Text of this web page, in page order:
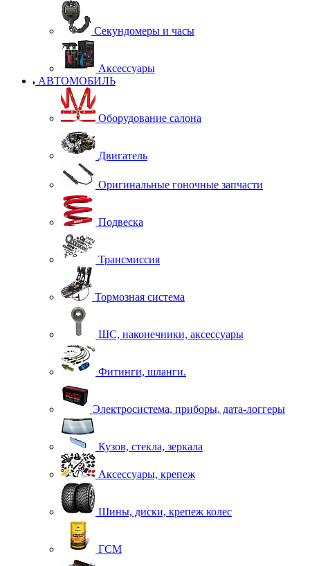
Секундомеры и часы
Аксессуары
АВТОМОБИЛЬ
Оборудование салона
Двигатель
Оригинальные гоночные запчасти
Подвеска
Трансмиссия
Тормозная система
ШС, наконечники, аксессуары
Фитинги, шланги.
Электросистема, приборы, дата-логгеры
Кузов, стекла, зеркала
Аксессуары, крепеж
Шины, диски, крепеж колес
ГСМ